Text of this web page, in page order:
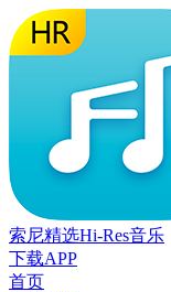
索尼精选Hi-Res音乐
下载APP
首页